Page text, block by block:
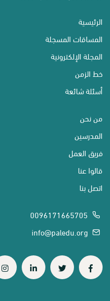
الرئيسية
المساقات المسجلة
المجلة الإلكترونية
خط الزمن
أسئلة شائعة
من نحن
المدرسين
فريق العمل
قالوا عنا
اتصل بنا
0096171665705
info@paledu.org